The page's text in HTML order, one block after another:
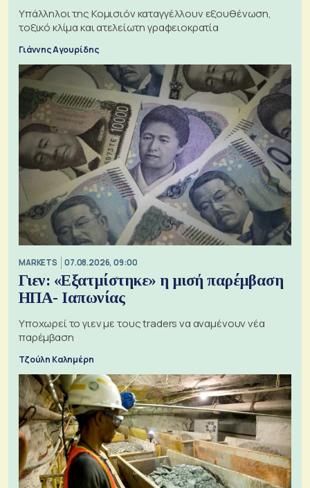
Υπάλληλοι της Κομισιόν καταγγέλλουν εξουθένωση,
τοξικό κλίμα και ατελείωτη γραφειοκρατία
Γιάννης Αγουρίδης
MARKETS 07.08.2026, 09:00
Γιεν: «Εξατμίστηκε» η μισή παρέμβαση
ΗΠΑ- Ιαπωνίας
Υποχωρεί το γιεν με τους traders να αναμένουν νέα
παρέμβαση
Τζούλη Καλημέρη